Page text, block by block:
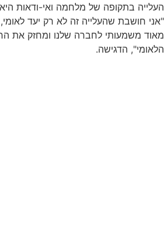
העלייה בתקופה של מלחמה ואי-ודאות
"אני חושבת שהעלייה זה לא רק יעד
מאוד משמעותי לחברה שלנו ומחזק את
הלאומי", הדגישה.